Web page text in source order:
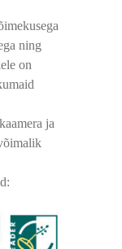
ning
on
ja